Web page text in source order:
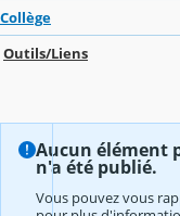
Collège
Outils/Liens
Aucun élément
n'a été publié.
Vous pouvez vous